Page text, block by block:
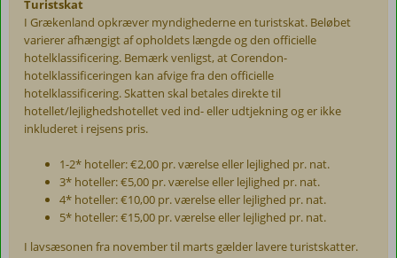
Turistskat
I Grækenland opkræver myndighederne en turistskat. Beløbet
varierer afhængigt af opholdets længde og den officielle
hotelklassificering. Bemærk venligst, at Corendon-
hotelklassificeringen kan afvige fra den officielle
hotelklassificering. Skatten skal betales direkte til
hotellet/lejlighedshotellet ved ind- eller udtjekning og er ikke
inkluderet i rejsens pris.
1-2* hoteller: €2,00 pr. værelse eller lejlighed pr. nat.
3* hoteller: €5,00 pr. værelse eller lejlighed pr. nat.
4* hoteller: €10,00 pr. værelse eller lejlighed pr. nat.
5* hoteller: €15,00 pr. værelse eller lejlighed pr. nat.
I lavsæsonen fra november til marts gælder lavere turistskatter.